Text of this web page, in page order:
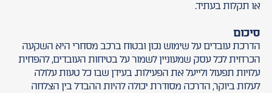
או תקלות בעתיד.
סיכום
הדרכת עובדים על שימוש נכון ובטוח ברכב מסחרי היא השקעה
הכרחית לכל עסק שמעוניין לשמור על בטיחות העובדים, להפחית
עלויות תפעול ולייעל את הפעילות. בעידן שבו כל טעות עלולה
לעלות ביוקר, הדרכה מסודרת יכולה להיות ההבדל בין הצלחה